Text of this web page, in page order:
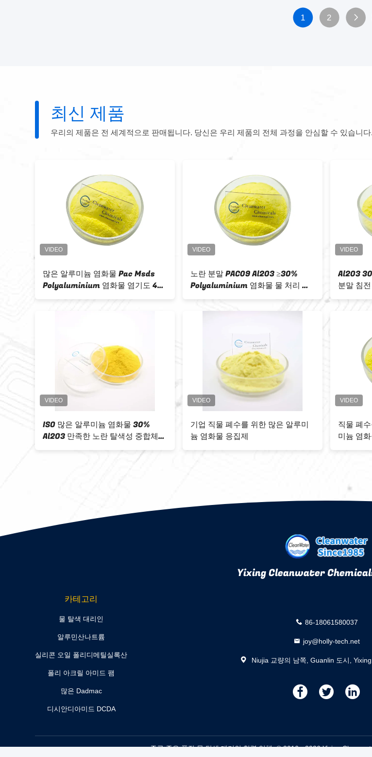
1 2
최신 제품
우리의 제품은 전 세계적으로 판매됩니다. 당신은 우리 제품의 전체 과정을 안심할 수 있습니다.
Al2O3 30% 많은 알루미늄 염화물
분말 침전 flocculant 화학물질
CAS 1327-41-9년
많은 알루미늄 염화물, 30% Al2O3
만족한 탈색성 중합체 응집제 탈색
직물 폐수를 위한 탈색성 많은 알루
미늄 염화물 중합체 응집제
백색 분말 많은 알루미늄 염화물 응
고제 PAC - 05 CAS 1327 41 9 PAC
PAC05 많은 알
분말 PH 3.5-
CAS 1327419
pac 30% 순수
도 40-90
Yixing Cleanwater
카테고리
물 탈색 대리인
알루민산나트륨
실리콘 오일 폴리디메틸실록산
폴리 아크릴 아미드 팸
많은 Dadmac
디시안디아미드 DCDA
86-18061580037
joy@holly-tech.net
Niujia 교량의 남쪽, Guanlin 도시,
述
述
述
중국 좋은 품질 물 탈색 대리인 협력 업체. © 2016 - 2026 Yixing